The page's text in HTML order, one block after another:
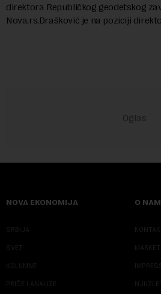
direktora Republičkog geodetskog
Nova.rs.Drašković je na poziciji
NOVA EKONOMIJA
SRBIJA
SVET
KOLUMNE
PRIČE I ANALIZE
O